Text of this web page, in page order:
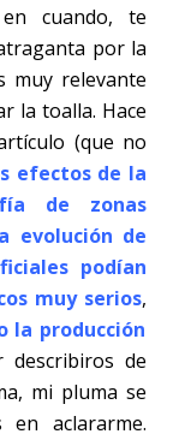
cuando, te
por la
muy relevante
la toalla. Hace
(que no
efectos de la
de zonas
evolución de
podían
muy serios,
la producción
de
mi pluma se
en aclararme.